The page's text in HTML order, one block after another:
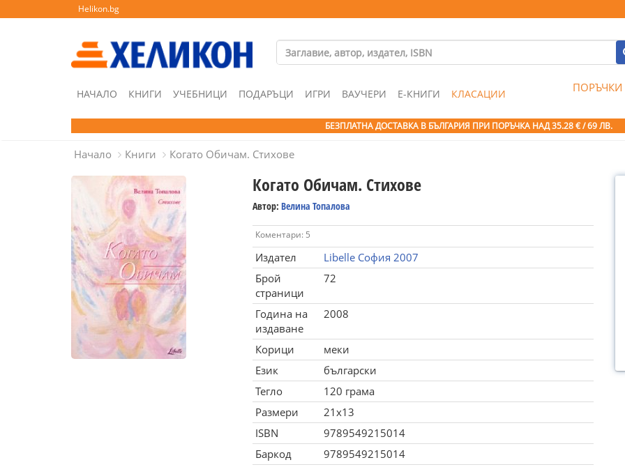
Helikon.bg
НАЧАЛО КНИГИ УЧЕБНИЦИ ПОДАРЪЦИ ИГРИ ВАУЧЕРИ Е-КНИГИ КЛАСАЦИИ
БЕЗПЛАТНА ДОСТАВКА В БЪЛГАРИЯ ПРИ ПОРЪЧКА НАД 35.28 € / 69 ЛВ.
Начало Книги Когато Обичам. Стихове
Когато Обичам. Стихове
Автор: Велина Топалова
Коментари: 5
Издател
Libelle София 2007
Брой
страници
72
Година на
издаване
2008
Корици
меки
Език
български
Тегло
120 грама
Размери
21x13
ISBN
9789549215014
Баркод
9789549215014